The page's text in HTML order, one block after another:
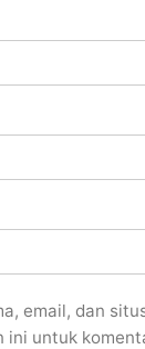
email, dan
ini untuk